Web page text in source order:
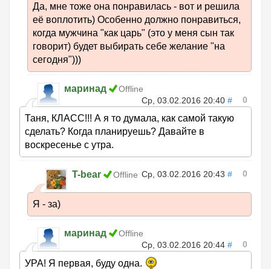
Да, мне тоже она понравилась - вот и решила
её воплотить) Особенно должно понравиться,
когда мужчина "как царь" (это у меня сын так
говорит) будет выбирать себе желание "на
сегодня")))
маринад
Offline
Ср, 03.02.2016 20:40 # 0
Таня, КЛАСС!!! А я то думала, как самой такую
сделать? Когда планируешь? Давайте в
воскресенье с утра.
T-bear Offline Ср, 03.02.2016 20:43 # 0
Я - за)
маринад
Offline
Ср, 03.02.2016 20:44 # 0
УРА! Я первая, буду одна.